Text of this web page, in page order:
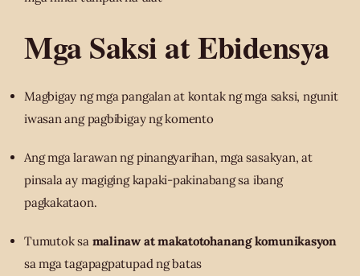
Mga Saksi at Ebidensya
Magbigay ng mga pangalan at kontak ng mga saksi, ngunit
iwasan ang pagbibigay ng komento
Ang mga larawan ng pinangyarihan, mga sasakyan, at
pinsala ay magiging kapaki-pakinabang sa ibang
pagkakataon.
Tumutok sa malinaw at makatotohanang komunikasyon
sa mga tagapagpatupad ng batas